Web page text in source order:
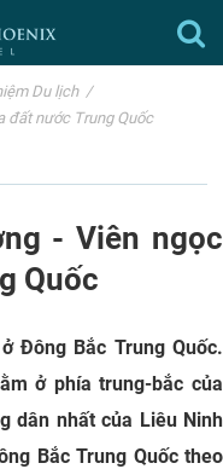
Du lịch /
đất nước Trung Quốc
- Viên ngọc
Quốc
Đông Bắc Trung Quốc.
ở phía trung-bắc của
dân nhất của Liêu Ninh
Bắc Trung Quốc theo